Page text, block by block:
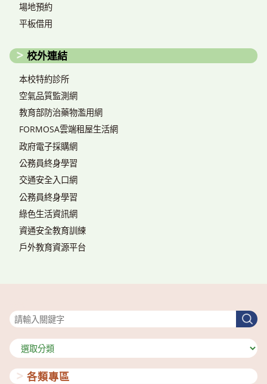
場地預約
平板借用
校外連結
本校特約診所
空氣品質監測網
教育部防治藥物濫用網
FORMOSA雲端租屋生活網
政府電子採購網
公務員終身學習
交通安全入口網
公務員終身學習
綠色生活資訊網
資通安全教育訓練
戶外教育資源平台
搜
尋
分
類
各類專區